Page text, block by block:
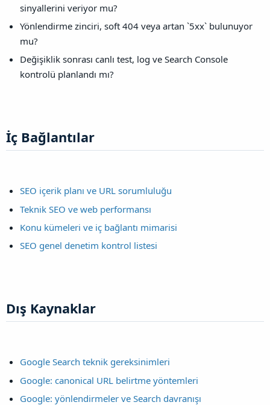
sinyallerini veriyor mu?
Yönlendirme zinciri, soft 404 veya artan `5xx` bulunuyor
mu?
Değişiklik sonrası canlı test, log ve Search Console
kontrolü planlandı mı?
İç Bağlantılar​
SEO içerik planı ve URL sorumluluğu
Teknik SEO ve web performansı
Konu kümeleri ve iç bağlantı mimarisi
SEO genel denetim kontrol listesi
Dış Kaynaklar​
Google Search teknik gereksinimleri
Google: canonical URL belirtme yöntemleri
Google: yönlendirmeler ve Search davranışı